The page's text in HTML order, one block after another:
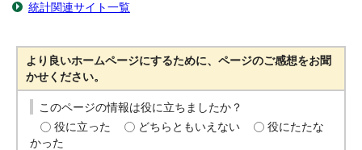
統計関連サイト一覧
より良いホームページにするために、ページのご感想をお聞
かせください。
このページの情報は役に立ちましたか？
役に立った
どちらともいえない
役にたたな
かった